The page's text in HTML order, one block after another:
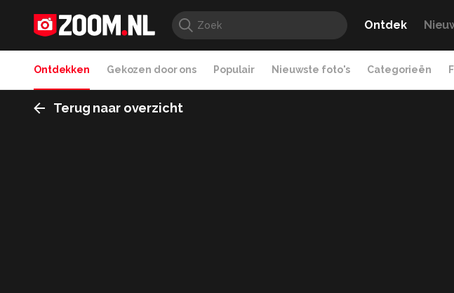
Ontdek
Ontdekken Gekozen door ons Populair Nieuwste foto's Categorieën
Terug naar overzicht